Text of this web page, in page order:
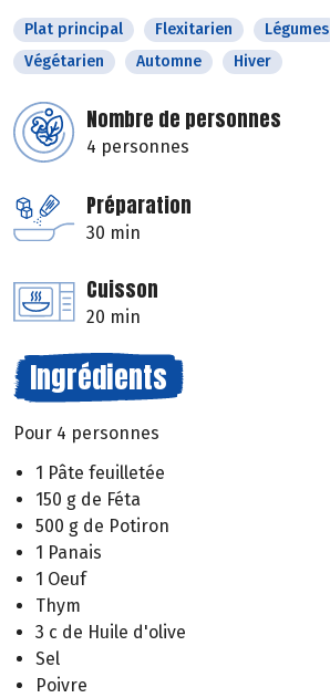
Plat principal Flexitarien Légumes
Végétarien
Automne Hiver
Nombre de personnes
4 personnes
Préparation
30 min
Cuisson
20 min
Ingrédients
Pour 4 personnes
1 Pâte feuilletée
150 g de Féta
500 g de Potiron
1 Panais
1 Oeuf
Thym
3 c de Huile d'olive
Sel
Poivre